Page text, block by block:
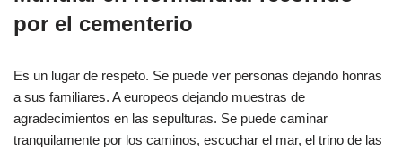
por el cementerio
Es un lugar de respeto. Se puede ver personas dejando honras
a sus familiares. A europeos dejando muestras de
agradecimientos en las sepulturas. Se puede caminar
tranquilamente por los caminos, escuchar el mar, el trino de las